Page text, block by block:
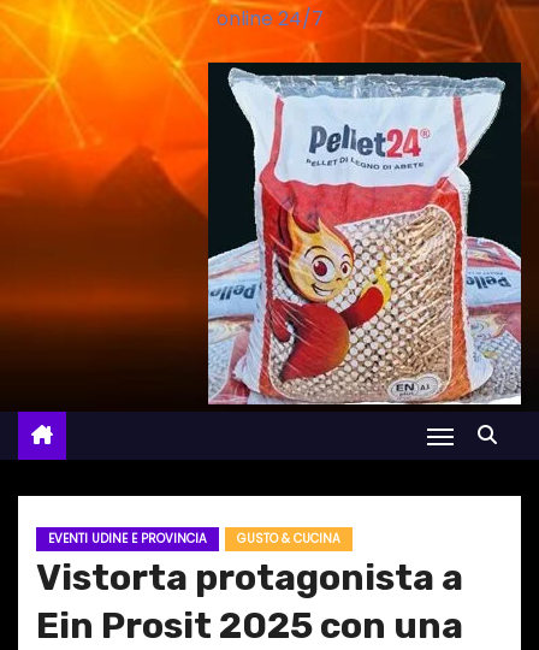
online 24/7
EVENTI UDINE E PROVINCIA GUSTO & CUCINA
Vistorta protagonista a
Ein Prosit 2025 con una